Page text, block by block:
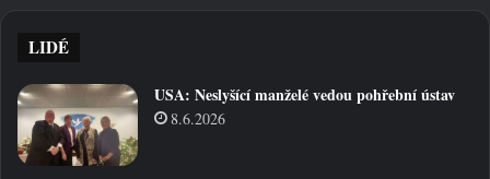
LIDÉ
USA: Neslyšící manželé vedou pohřební ústav
8.6.2026